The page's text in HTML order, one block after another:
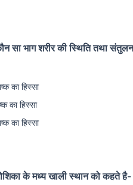
सा भाग शरीर की स्थिति तथा
का हिस्सा
का हिस्सा
का हिस्सा
के मध्य खाली स्थान को कहते है-